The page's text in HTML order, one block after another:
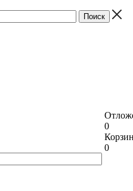
0
0